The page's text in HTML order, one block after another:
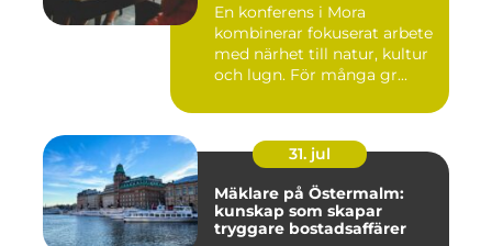
En konferens i Mora
kombinerar fokuserat arbete
med närhet till natur, kultur
och lugn. För många gr...
31. jul
Mäklare på Östermalm:
kunskap som skapar
tryggare bostadsaffärer